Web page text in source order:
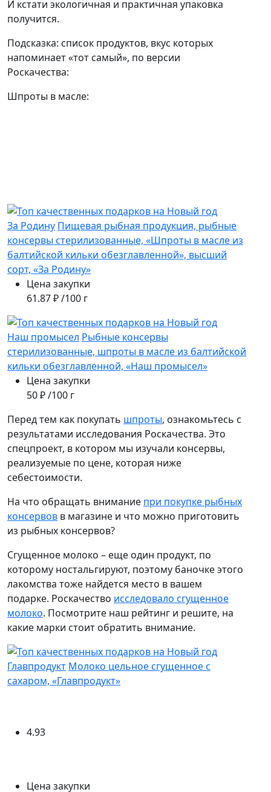
И кстати экологичная и практичная упаковка
получится.
Подсказка: список продуктов, вкус которых
напоминает «тот самый», по версии
Роскачества:
Шпроты в масле:
За Родину Пищевая рыбная продукция, рыбные
консервы стерилизованные, «Шпроты в масле из
балтийской кильки обезглавленной», высший
сорт, «За Родину»
Цена закупки
61.87 ₽ /100 г
Наш промысел Рыбные консервы
стерилизованные, шпроты в масле из балтийской
кильки обезглавленной, «Наш промысел»
Цена закупки
50 ₽ /100 г
Перед тем как покупать шпроты, ознакомьтесь с
результатами исследования Роскачества. Это
спецпроект, в котором мы изучали консервы,
реализуемые по цене, которая ниже
себестоимости.
На что обращать внимание при покупке рыбных
консервов в магазине и что можно приготовить
из рыбных консервов?
Сгущенное молоко – еще один продукт, по
которому ностальгируют, поэтому баночке этого
лакомства тоже найдется место в вашем
подарке. Роскачество исследовало сгущенное
молоко. Посмотрите наш рейтинг и решите, на
какие марки стоит обратить внимание.
Главпродукт Молоко цельное сгущенное с
сахаром, «Главпродукт»
4.93
Цена закупки